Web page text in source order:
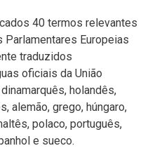
40 termos relevantes
Europeias
traduzidos
oficiais da União
holandês,
alemão, grego, húngaro,
polaco, português,
e sueco.